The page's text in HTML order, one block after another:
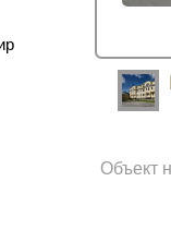
Объект